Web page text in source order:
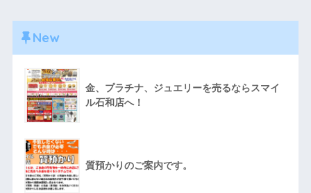
New
金、プラチナ、ジュエリーを売るならスマイ
ル石和店へ！
質預かりのご案内です。